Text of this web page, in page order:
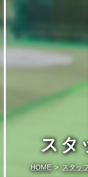
スタ
HOME スタッ